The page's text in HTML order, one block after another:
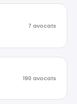
7 avocats
190 avocats